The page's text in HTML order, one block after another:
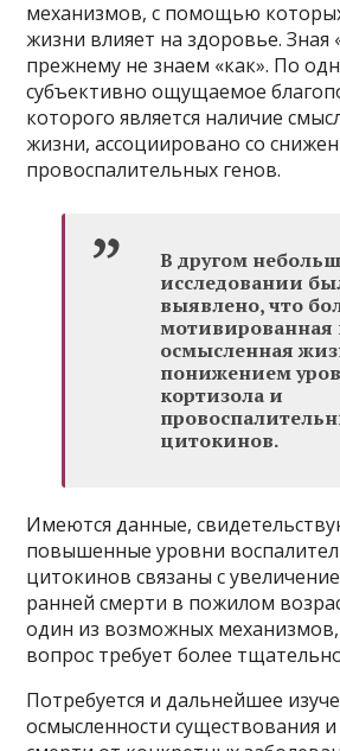
механизмов, с помощью
жизни влияет на здоровье. Зная
прежнему не знаем «как». По
субъективно ощущаемое
которого является наличие
жизни, ассоциировано со
провоспалительных генов.
В другом
исследовании
выявлено, что
мотивированная
осмысленная
понижением
кортизола и
цитокинов.
Имеются данные,
повышенные уровни
цитокинов связаны с
ранней смерти в пожилом
один из возможных
вопрос требует более
Потребуется и дальнейшее
осмысленности существования